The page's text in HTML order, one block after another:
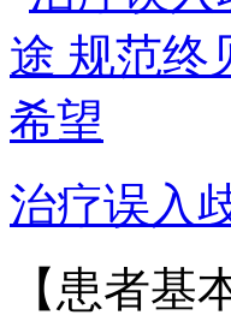
治疗误入
【患者